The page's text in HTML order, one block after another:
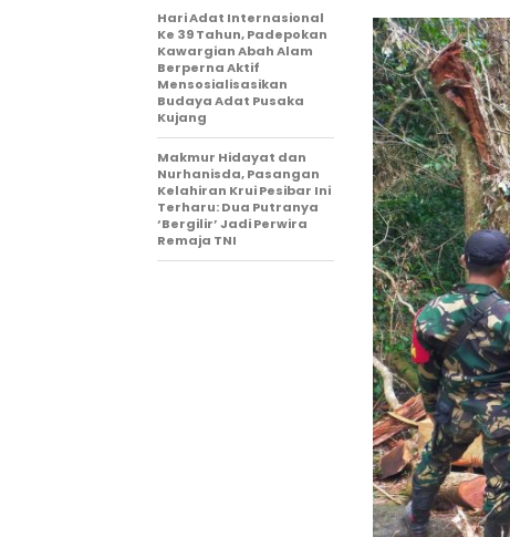
Hari Adat Internasional
Ke 39 Tahun, Padepokan
Kawargian Abah Alam
Berperna Aktif
Mensosialisasikan
Budaya Adat Pusaka
Kujang
Makmur Hidayat dan
Nurhanisda, Pasangan
Kelahiran Krui Pesibar Ini
Terharu: Dua Putranya
‘Bergilir’ Jadi Perwira
Remaja TNI